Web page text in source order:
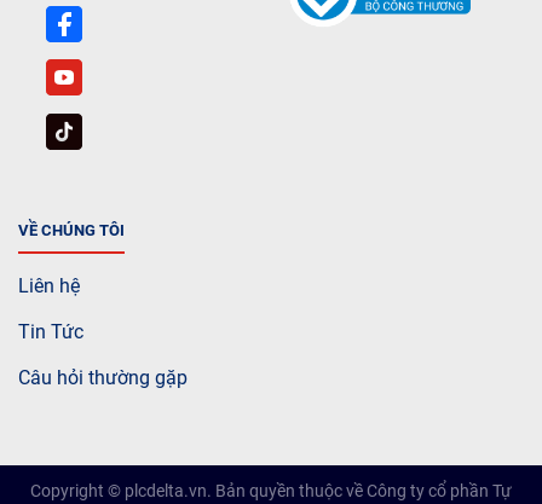
VỀ CHÚNG TÔI
Liên hệ
Tin Tức
Câu hỏi thường gặp
Copyright © plcdelta.vn. Bản quyền thuộc về Công ty cổ phần Tự